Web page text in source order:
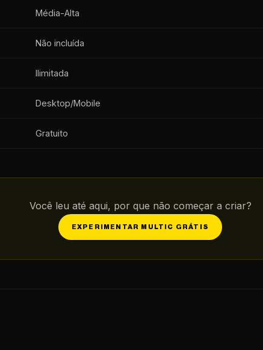
Média-Alta
Não incluída
Ilimitada
Desktop/Mobile
Gratuito
Você leu até aqui, por que não começar a criar?
EXPERIMENTAR MULTIC GRÁTIS